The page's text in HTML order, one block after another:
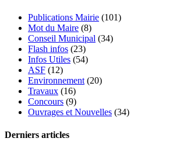
Publications Mairie (101)
Mot du Maire (8)
Conseil Municipal (34)
Flash infos (23)
Infos Utiles (54)
ASF (12)
Environnement (20)
Travaux (16)
Concours (9)
Ouvrages et Nouvelles (34)
Derniers articles